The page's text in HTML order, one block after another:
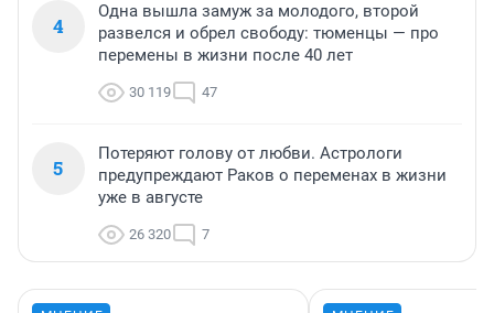
4
Одна вышла замуж за молодого, второй
развелся и обрел свободу: тюменцы — про
перемены в жизни после 40 лет
30 119 47
5
Потеряют голову от любви. Астрологи
предупреждают Раков о переменах в жизни
уже в августе
26 320 7